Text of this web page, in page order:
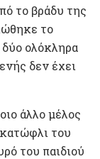
το βράδυ της
το
δύο ολόκληρα
δεν έχει
άλλο μέλος
του
του παιδιού